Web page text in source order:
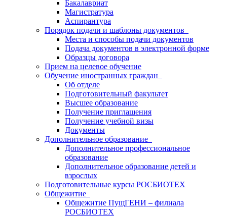
Бакалавриат
Магистратура
Аспирантура
Порядок подачи и шаблоны документов
Места и способы подачи документов
Подача документов в электронной форме
Образцы договора
Прием на целевое обучение
Обучение иностранных граждан
Об отделе
Подготовительный факультет
Высшее образование
Получение приглашения
Получение учебной визы
Документы
Дополнительное образование
Дополнительное профессиональное
образование
Дополнительное образование детей и
взрослых
Подготовительные курсы РОСБИОТЕХ
Общежитие
Общежитие ПущГЕНИ – филиала
РОСБИОТЕХ